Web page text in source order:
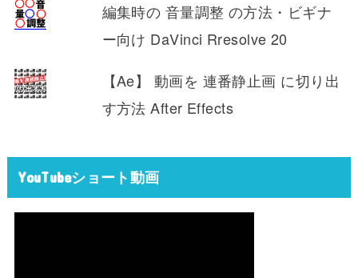
編集時の 音量調整 の方法・ビギナ
ー向け DaVinci Rresolve 20
【Ae】 動画を 連番静止画 に切り出
す方法 After Effects
YouTubeショート動画